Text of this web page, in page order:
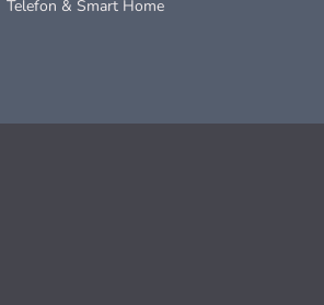
Telefon & Smart Home